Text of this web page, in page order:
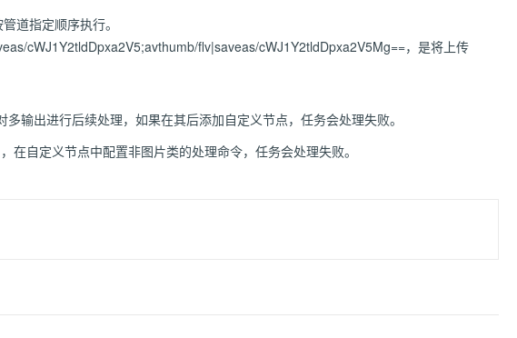
道指定顺序执行。
cWJ1Y2tldDpxa2V5;avthumb/flv|saveas/cWJ1Y2tldDpxa2V5Mg==，是将上传
输出进行后续处理，如果在其后添加自定义节点，任务会处理失败。
自定义节点中配置非图片类的处理命令，任务会处理失败。